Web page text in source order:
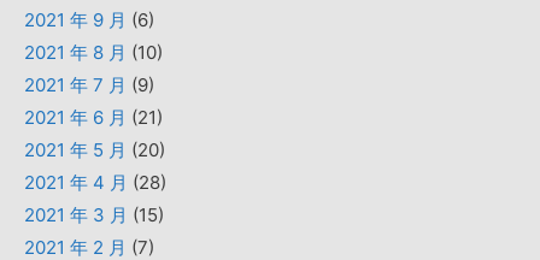
2021 年 9 月 (6)
2021 年 8 月 (10)
2021 年 7 月 (9)
2021 年 6 月 (21)
2021 年 5 月 (20)
2021 年 4 月 (28)
2021 年 3 月 (15)
2021 年 2 月 (7)